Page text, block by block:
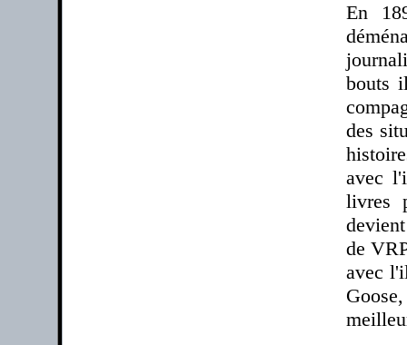
En
bouts
des
avec
livres
de
avec